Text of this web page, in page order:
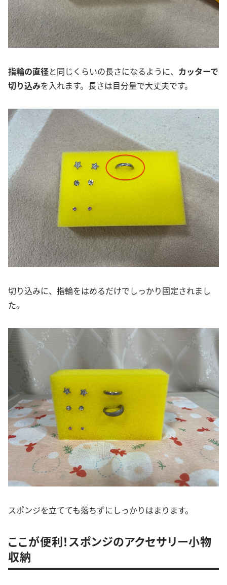
指輪の直径と同じくらいの長さになるように、 カッターで
切り込みを入れます。長さは目分量で大丈夫です。
切り込みに、指輪をはめるだけでしっかり固定されまし
た。
スポンジを立てても落ちずにしっかりはまります。
ここが便利！スポンジのアクセサリー小物
収納